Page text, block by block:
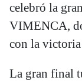
celebró la
VIMENCA,
con la
La gran final